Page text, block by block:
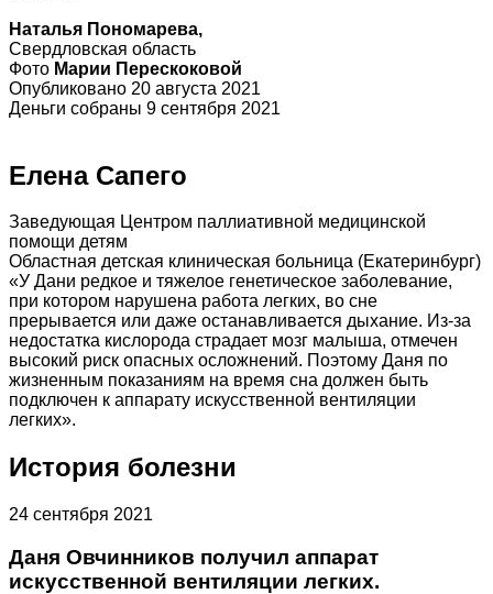
Наталья Пономарева,
Свердловская область
Фото Марии Перескоковой
Опубликовано 20 августа 2021
Деньги собраны 9 сентября 2021
Елена Сапего
Заведующая Центром паллиативной медицинской
помощи детям
Областная детская клиническая больница (Екатеринбург)
«У Дани редкое и тяжелое генетическое заболевание,
при котором нарушена работа легких, во сне
прерывается или даже останавливается дыхание. Из-за
недостатка кислорода страдает мозг малыша, отмечен
высокий риск опасных осложнений. Поэтому Даня по
жизненным показаниям на время сна должен быть
подключен к аппарату искусственной вентиляции
легких».
История болезни
24 сентября 2021
Даня Овчинников получил аппарат
искусственной вентиляции легких.